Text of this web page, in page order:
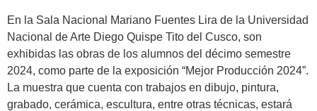
En la Sala Nacional Mariano Fuentes Lira de la Universidad
Nacional de Arte Diego Quispe Tito del Cusco, son
exhibidas las obras de los alumnos del décimo semestre
2024, como parte de la exposición “Mejor Producción 2024”.
La muestra que cuenta con trabajos en dibujo, pintura,
grabado, cerámica, escultura, entre otras técnicas, estará